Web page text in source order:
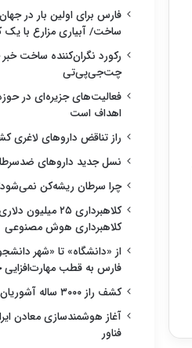
فارس برای اولین بار در
ساخت/ آبیاری مزارع با یک
رکورد نگران‌کننده ساخت
چت‌جی‌پی‌تی
فعالیت‌های جزیره‌ای در
اهداف است
راز تناقض داروهای لاغری
نسل جدید داروهای
چرا سرطان ریشه‌کن
کلاهبرداری ۲۵
کلاهبرداری هوش مصنوعی
از «دانشگاه» تا «شهر
فارس به قطب
کشف راز ۳۰۰۰ ساله آشوریان
آغاز هوشمندسازی معادن
فناور